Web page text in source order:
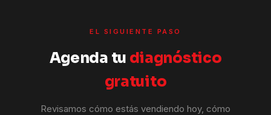
EL SIGUIENTE PASO
Agenda tu diagnóstico
gratuito
Revisamos cómo estás vendiendo hoy, cómo